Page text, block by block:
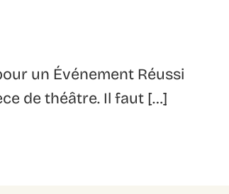
un Événement Réussi
de théâtre. Il faut […]